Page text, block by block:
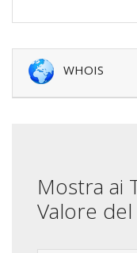
WHOIS
Mostra ai
Valore